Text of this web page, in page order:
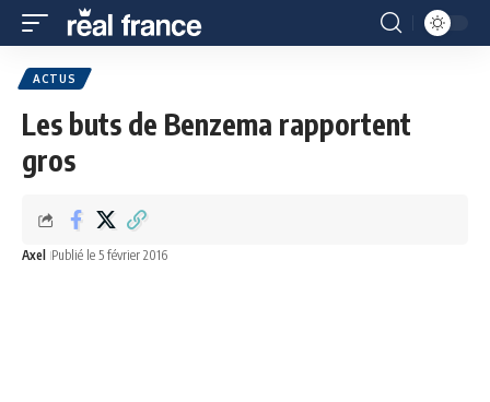
ACTUS
Les buts de Benzema rapportent
gros
Axel Publié le 5 février 2016